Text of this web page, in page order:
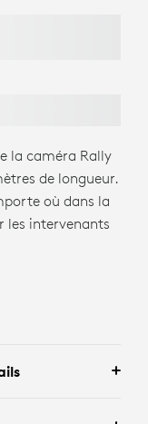
la caméra Rally
de longueur.
où dans la
les intervenants